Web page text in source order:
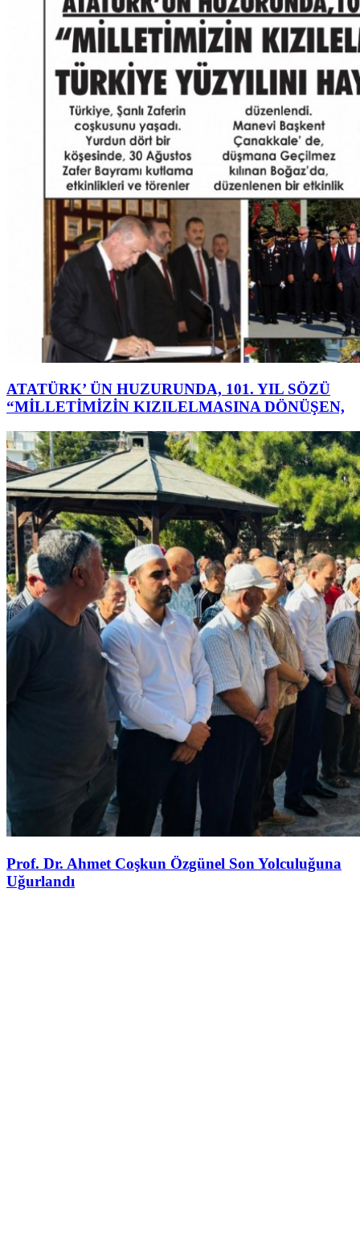
ATATÜRK’ ÜN HUZURUNDA, 101. YIL SÖZÜ
“MİLLETİMİZİN KIZILELMASINA DÖNÜŞEN,
Prof. Dr. Ahmet Coşkun Özgünel Son Yolculuğuna
Uğurlandı